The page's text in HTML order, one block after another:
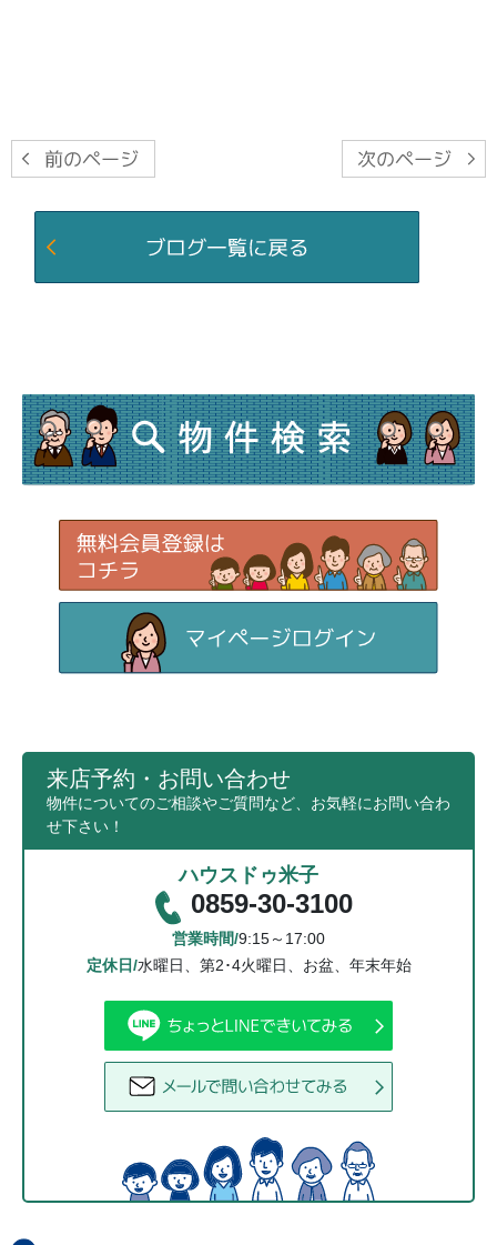
来店予約・お問い合わせ
物件についてのご相談やご質問など、お気軽にお問い合わ
せ下さい！
ハウスドゥ米子
0859-30-3100
営業時間/9:15～17:00
定休日/水曜日、第2･4火曜日、お盆、年末年始